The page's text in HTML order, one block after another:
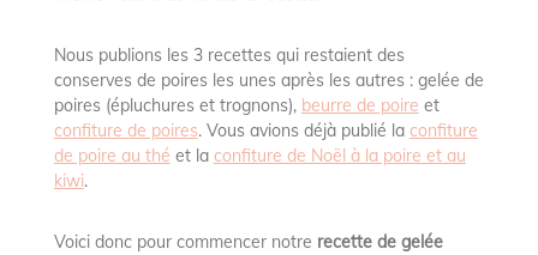
Nous publions les 3 recettes qui restaient des
conserves de poires les unes après les autres : gelée de
poires (épluchures et trognons), beurre de poire et
confiture de poires. Vous avions déjà publié la confiture
de poire au thé et la confiture de Noël à la poire et au
kiwi.
Voici donc pour commencer notre recette de gelée